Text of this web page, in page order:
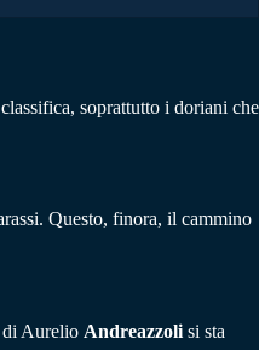
soprattutto i doriani che
Questo, finora, il cammino
di Aurelio Andreazzoli si sta